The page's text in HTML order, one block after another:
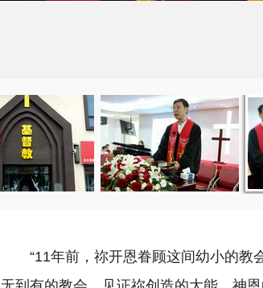
“11年前，祢开恩眷顾这间幼小的